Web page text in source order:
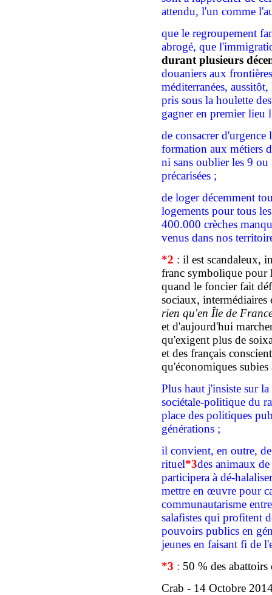
attendu, l'un comme
que le regroupement
abrogé, que
durant plusieurs
douaniers aux
méditerranées,
pris sous la houlette
gagneren premier lieu
de consacrerd'urgence
formation aux métiers
ni sans oublier les 9 ou
précarisées ;
de loger décemment
logements pour tous
400.000 crèches
venus dans nos
*2 : il est scandaleux,
franc symbolique pour
quand le foncier fait
sociaux, intermédiaires
rien qu'en Île de
et d'aujourd'hui
qu'exigent plus de
et des français
qu'économiques subies
Plus haut j'insiste sur la
sociétale-politique du
place des politiques
générations ;
il convient, en outre,
rituel*3des animaux
participera à dé-
mettre en œuvre pour
communautarisme
salafistes qui profitent
pouvoirs publics en
jeunes en faisant fi de
*3 : 50 % des
Crab - 14 Octobre